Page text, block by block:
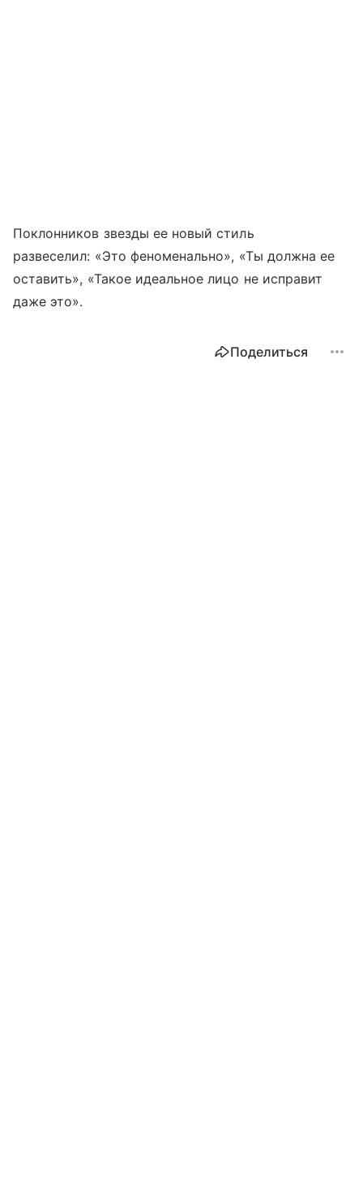
Поклонников звезды ее новый стиль
развеселил: «Это феноменально», «Ты должна ее
оставить», «Такое идеальное лицо не исправит
даже это».
Поделиться